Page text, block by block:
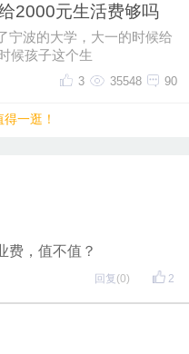
2000元生活费够吗
宁波的大学，大一的时候给
候孩子这个生
90
35548
3
一逛！
费，值不值？
2
回复 (0)